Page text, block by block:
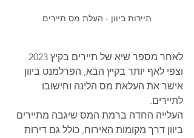
תיירות ביוון - העלת מס תיירים
וצפי לאף יותר בקיץ הבא, הפרלמנט ביוון
אישר את העלאת מס הלינה וחישובו
לתיירים.
העלייה החדה ברמת המס שיגבה מתיירים
ביוון דרך מקומות האירוח, כולל גם דירות